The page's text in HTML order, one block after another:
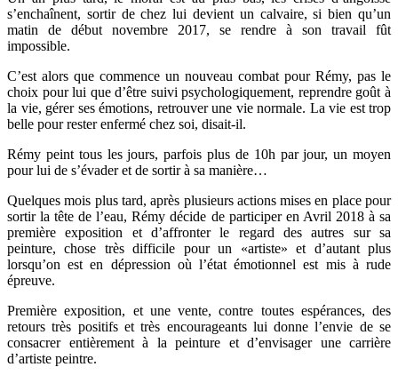
s’enchaînent, sortir de chez lui devient un calvaire, si bien qu’un
matin de début novembre 2017, se rendre à son travail fût
impossible.
C’est alors que commence un nouveau combat pour Rémy, pas le
choix pour lui que d’être suivi psychologiquement, reprendre goût à
la vie, gérer ses émotions, retrouver une vie normale. La vie est trop
belle pour rester enfermé chez soi, disait-il.
Rémy peint tous les jours, parfois plus de 10h par jour, un moyen
pour lui de s’évader et de sortir à sa manière…
Quelques mois plus tard, après plusieurs actions mises en place pour
sortir la tête de l’eau, Rémy décide de participer en Avril 2018 à sa
première exposition et d’affronter le regard des autres sur sa
peinture, chose très difficile pour un «artiste» et d’autant plus
lorsqu’on est en dépression où l’état émotionnel est mis à rude
épreuve.
Première exposition, et une vente, contre toutes espérances, des
retours très positifs et très encourageants lui donne l’envie de se
consacrer entièrement à la peinture et d’envisager une carrière
d’artiste peintre.